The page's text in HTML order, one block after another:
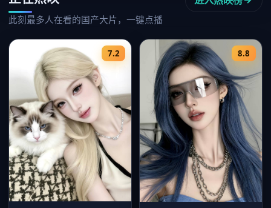
此刻最多人在看的国产大片，一键点播
7.2 8.8